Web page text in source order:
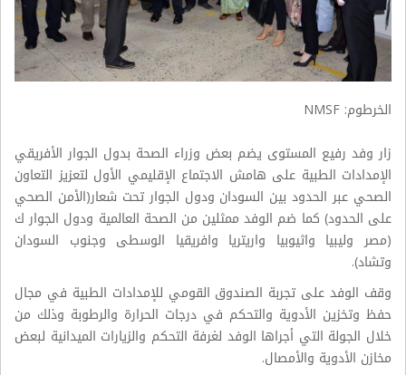
الخرطوم: NMSF
زار وفد رفيع المستوى يضم بعض وزراء الصحة بدول الجوار الأفريقي
الإمدادات الطبية على هامش الاجتماع الإقليمي الأول لتعزيز التعاون
الصحي عبر الحدود بين السودان ودول الجوار تحت شعار(الأمن الصحي
على الحدود) كما ضم الوفد ممثلين من الصحة العالمية ودول الجوار ك
(مصر وليبيا واثيوبيا واريتريا وافريقيا الوسطى وجنوب السودان
وتشاد).
وقف الوفد على تجربة الصندوق القومي للإمدادات الطبية في مجال
حفظ وتخزين الأدوية والتحكم في درجات الحرارة والرطوبة وذلك من
خلال الجولة التي أجراها الوفد لغرفة التحكم والزيارات الميدانية لبعض
مخازن الأدوية والأمصال.